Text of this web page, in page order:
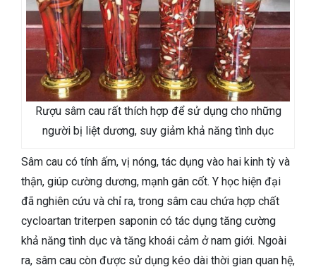
Rượu sâm cau rất thích hợp để sử dụng cho những
người bị liệt dương, suy giảm khả năng tình dục
Sâm cau có tính ấm, vị nóng, tác dụng vào hai kinh tỳ và
thận, giúp cường dương, mạnh gân cốt. Y học hiện đại
đã nghiên cứu và chỉ ra, trong sâm cau chứa hợp chất
cycloartan triterpen saponin có tác dụng tăng cường
khả năng tình dục và tăng khoái cảm ở nam giới. Ngoài
ra, sâm cau còn được sử dụng kéo dài thời gian quan hệ,